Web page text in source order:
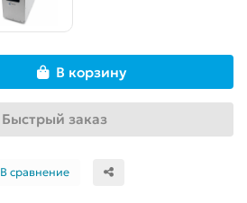
В корзину
Быстрый заказ
В сравнение